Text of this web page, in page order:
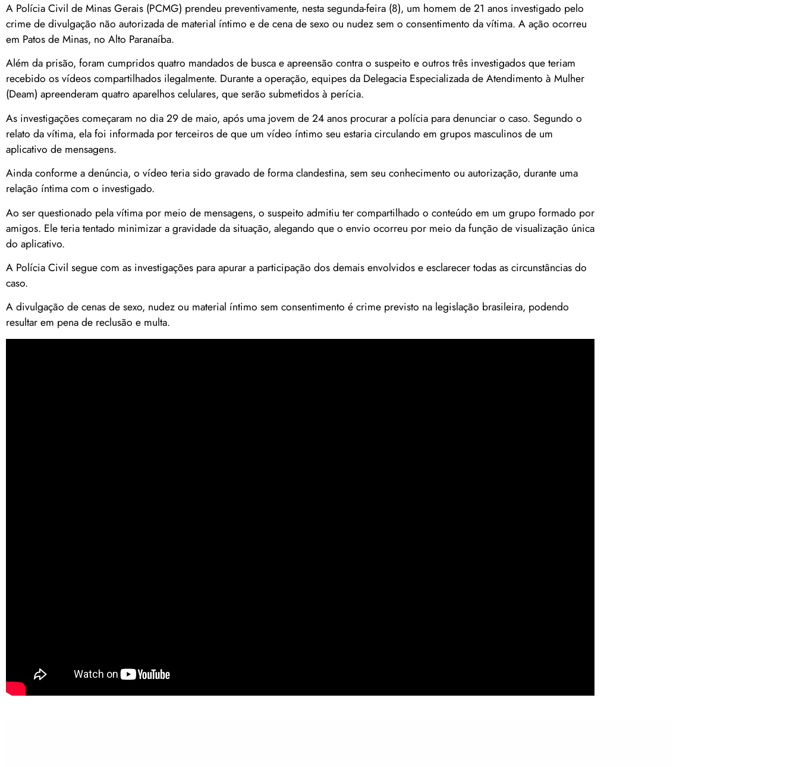
A Polícia Civil de Minas Gerais (PCMG) prendeu preventivamente, nesta segunda-feira (8), um homem de 21 anos investigado pelo
crime de divulgação não autorizada de material íntimo e de cena de sexo ou nudez sem o consentimento da vítima. A ação ocorreu
em Patos de Minas, no Alto Paranaíba.
Além da prisão, foram cumpridos quatro mandados de busca e apreensão contra o suspeito e outros três investigados que teriam
recebido os vídeos compartilhados ilegalmente. Durante a operação, equipes da Delegacia Especializada de Atendimento à Mulher
(Deam) apreenderam quatro aparelhos celulares, que serão submetidos à perícia.
As investigações começaram no dia 29 de maio, após uma jovem de 24 anos procurar a polícia para denunciar o caso. Segundo o
relato da vítima, ela foi informada por terceiros de que um vídeo íntimo seu estaria circulando em grupos masculinos de um
aplicativo de mensagens.
Ainda conforme a denúncia, o vídeo teria sido gravado de forma clandestina, sem seu conhecimento ou autorização, durante uma
relação íntima com o investigado.
Ao ser questionado pela vítima por meio de mensagens, o suspeito admitiu ter compartilhado o conteúdo em um grupo formado por
amigos. Ele teria tentado minimizar a gravidade da situação, alegando que o envio ocorreu por meio da função de visualização única
do aplicativo.
A Polícia Civil segue com as investigações para apurar a participação dos demais envolvidos e esclarecer todas as circunstâncias do
caso.
A divulgação de cenas de sexo, nudez ou material íntimo sem consentimento é crime previsto na legislação brasileira, podendo
resultar em pena de reclusão e multa.